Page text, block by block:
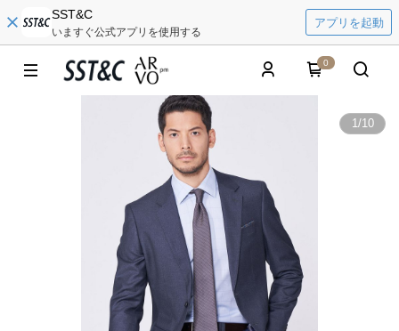
SST&C
いますぐ公式アプリを使用する
アプリを起動
0
1/10